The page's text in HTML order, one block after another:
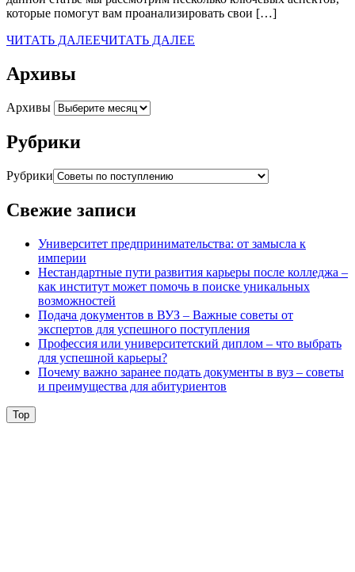
которые помогут вам проанализировать свои […]
ЧИТАТЬ ДАЛЕЕЧИТАТЬ ДАЛЕЕ
Архивы
Архивы
Рубрики
Рубрики
Свежие записи
Университет предпринимательства: от замысла к
империи
Нестандартные пути развития карьеры после колледжа –
как институт может помочь в поиске уникальных
возможностей
Подача документов в ВУЗ – Важные советы от
экспертов для успешного поступления
Профессия или университетский диплом – что выбрать
для успешной карьеры?
Почему важно заранее подать документы в вуз – советы
и преимущества для абитуриентов
Top